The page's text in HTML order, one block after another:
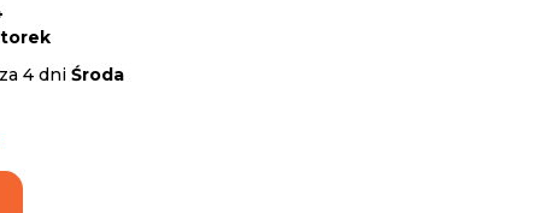
4 dni Środa